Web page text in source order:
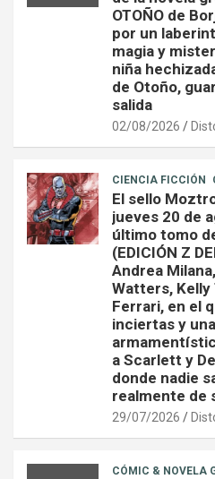
OTOÑO de
por un
magia y
niña
de Otoño,
salida
02/08/2026
CIENCIA FICCIÓN
El sello
jueves 20 de
último tomo
(EDICIÓN Z
Andrea
Watters,
Ferrari, en el
inciertas y
a Scarlett y
donde nadie
realmente de
29/07/2026
CÓMIC & NOVELA